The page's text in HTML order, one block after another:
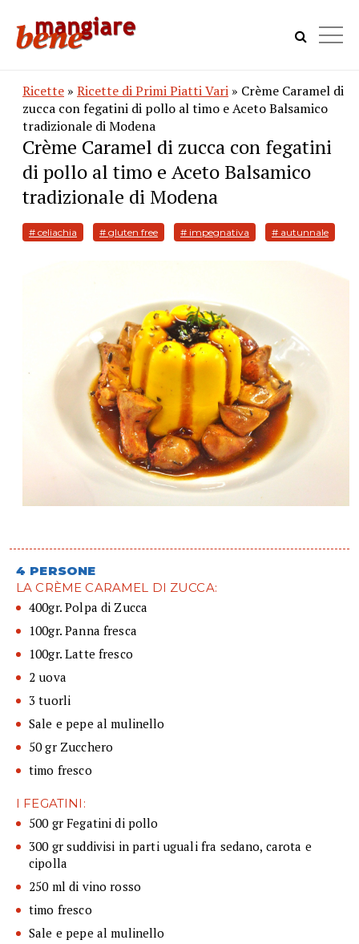
Ricette » Ricette di Primi Piatti Vari » Crème Caramel di
zucca con fegatini di pollo al timo e Aceto Balsamico
tradizionale di Modena
Crème Caramel di zucca con fegatini
di pollo al timo e Aceto Balsamico
tradizionale di Modena
# celiachia # gluten free # impegnativa # autunnale
4 PERSONE
LA CRÈME CARAMEL DI ZUCCA:
400gr. Polpa di Zucca
100gr. Panna fresca
100gr. Latte fresco
2 uova
3 tuorli
Sale e pepe al mulinello
50 gr Zucchero
timo fresco
I FEGATINI:
500 gr Fegatini di pollo
300 gr suddivisi in parti uguali fra sedano, carota e
cipolla
250 ml di vino rosso
timo fresco
Sale e pepe al mulinello